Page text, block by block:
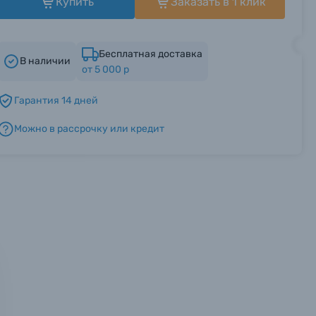
с
В наличии
Бесплатная доставка
от 5 000 р
Гарантия 14 дней
Можно в рассрочку или кредит